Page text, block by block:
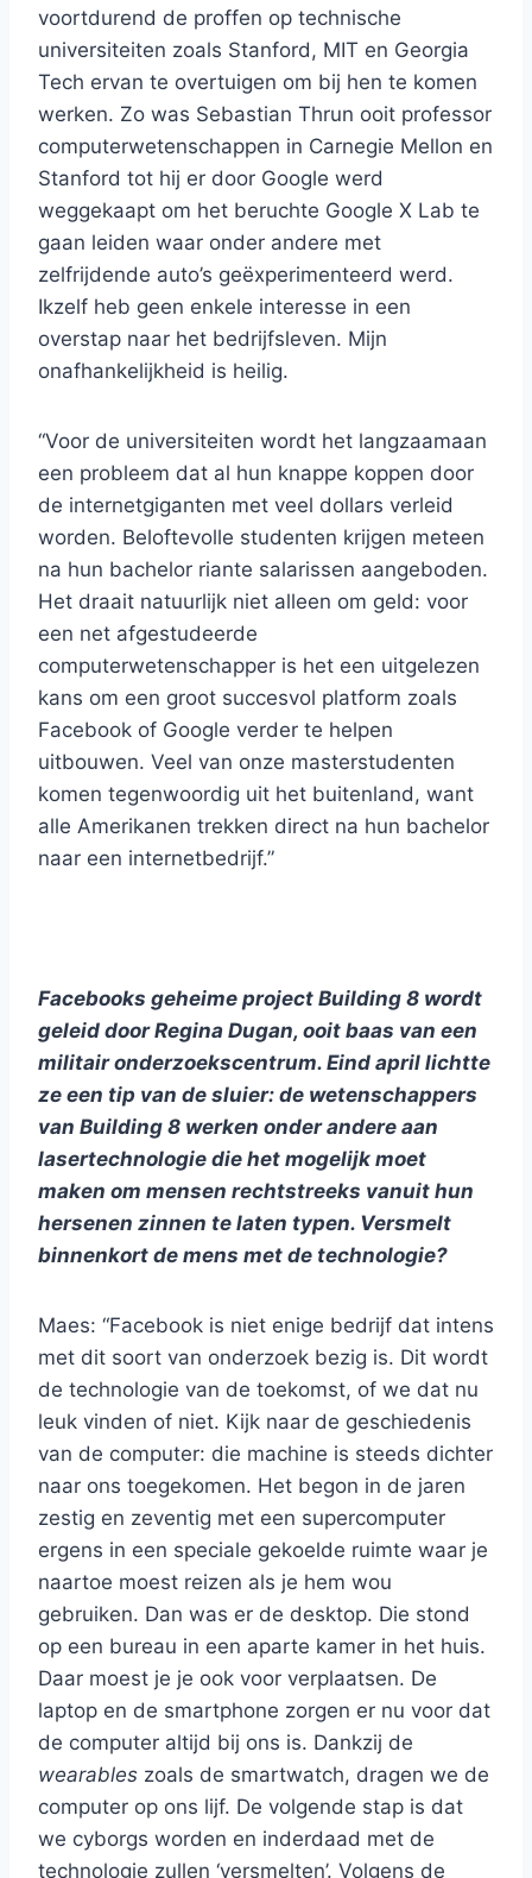
voortdurend de proffen op technische
universiteiten zoals Stanford, MIT en Georgia
Tech ervan te overtuigen om bij hen te komen
werken. Zo was Sebastian Thrun ooit professor
computerwetenschappen in Carnegie Mellon en
Stanford tot hij er door Google werd
weggekaapt om het beruchte Google X Lab te
gaan leiden waar onder andere met
zelfrijdende auto’s geëxperimenteerd werd.
Ikzelf heb geen enkele interesse in een
overstap naar het bedrijfsleven. Mijn
onafhankelijkheid is heilig.
“Voor de universiteiten wordt het langzaamaan
een probleem dat al hun knappe koppen door
de internetgiganten met veel dollars verleid
worden. Beloftevolle studenten krijgen meteen
na hun bachelor riante salarissen aangeboden.
Het draait natuurlijk niet alleen om geld: voor
een net afgestudeerde
computerwetenschapper is het een uitgelezen
kans om een groot succesvol platform zoals
Facebook of Google verder te helpen
uitbouwen. Veel van onze masterstudenten
komen tegenwoordig uit het buitenland, want
alle Amerikanen trekken direct na hun bachelor
naar een internetbedrijf.”
Facebooks geheime project Building 8 wordt
geleid door Regina Dugan, ooit baas van een
militair onderzoekscentrum. Eind april lichtte
ze een tip van de sluier: de wetenschappers
van Building 8 werken onder andere aan
lasertechnologie die het mogelijk moet
maken om mensen rechtstreeks vanuit hun
hersenen zinnen te laten typen. Versmelt
binnenkort de mens met de technologie?
Maes: “Facebook is niet enige bedrijf dat intens
met dit soort van onderzoek bezig is. Dit wordt
de technologie van de toekomst, of we dat nu
leuk vinden of niet. Kijk naar de geschiedenis
van de computer: die machine is steeds dichter
naar ons toegekomen. Het begon in de jaren
zestig en zeventig met een supercomputer
ergens in een speciale gekoelde ruimte waar je
naartoe moest reizen als je hem wou
gebruiken. Dan was er de desktop. Die stond
op een bureau in een aparte kamer in het huis.
Daar moest je je ook voor verplaatsen. De
laptop en de smartphone zorgen er nu voor dat
de computer altijd bij ons is. Dankzij de
wearables zoals de smartwatch, dragen we de
computer op ons lijf. De volgende stap is dat
we cyborgs worden en inderdaad met de
technologie zullen ‘versmelten’. Volgens de